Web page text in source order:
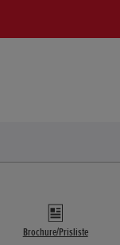
Brochure/Prisliste